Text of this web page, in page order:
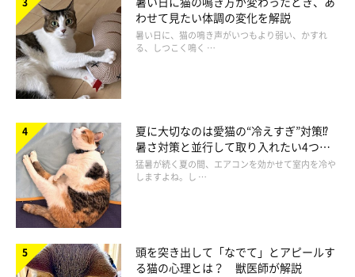
軽度の場合はステロイド剤などで痛みを緩和し、重度の場合は外
科手術で神経の圧迫を取り除きます。
飼い主さんの体験談「聞いたこともない病名を告げられ
「5年前、愛猫の動きがおかしいことに気づきました。注視する
と腰にまったく力が入らず、後ろ足が動いていない様子。かかり
つけ医から高度医療の動物病院を紹介され、血液・レントゲン・
CT検査などの結果、『馬尾症候群』という病名を告げられまし
た。今まで通りに歩けるようになるか、とても不安でした。
わせて見たい体調の変化を解説
暑い日に、猫の鳴き声がいつもより弱い、かすれ
る、しつこく鳴く …
夏に大切なのは愛猫の“冷えすぎ”対策⁉
暑さ対策と並行して取り入れたい4つの
工夫
猛暑が続く夏の間、エアコンを効かせて室内を冷や
しますよね。し …
頭を突き出して「なでて」とアピールす
る猫の心理とは？ 獣医師が解説